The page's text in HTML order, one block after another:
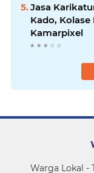
Jasa
Kado,
Kamarpixel
Warga Lokal -